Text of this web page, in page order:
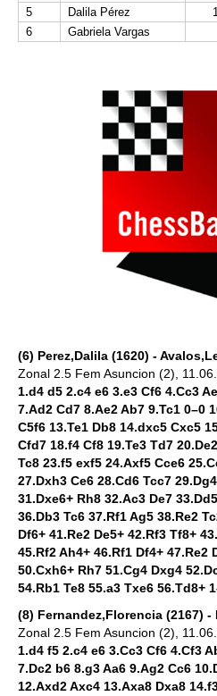
5
Dalila Pérez
6
Gabriela Vargas
(6) Perez,Dalila (1620) -
Zonal 2.5 Fem Asuncion (2),
1.d4 d5 2.c4 e6 3.e3 Cf6 4.Cc3
7.Ad2 Cd7 8.Ae2 Ab7 9.Tc1 0–0
C5f6 13.Te1 Db8 14.dxc5 Cxc5
Cfd7 18.f4 Cf8 19.Te3 Td7
Tc8 23.f5 exf5 24.Axf5 Cce6
27.Dxh3 Ce6 28.Cd6 Tcc7
31.Dxe6+ Rh8 32.Ac3 De7
36.Db3 Tc6 37.Rf1 Ag5 38.Re2
Df6+ 41.Re2 De5+ 42.Rf3 Tf8+
45.Rf2 Ah4+ 46.Rf1 Df4+ 47.Re2
50.Cxh6+ Rh7 51.Cg4 Dxg4
54.Rb1 Te8 55.a3 Txe6 56.Td8+
(8) Fernandez,Florencia (2167) -
Zonal 2.5 Fem Asuncion (2),
1.d4 f5 2.c4 e6 3.Cc3 Cf6 4.Cf3
7.Dc2 b6 8.g3 Aa6 9.Ag2 Cc6
12.Axd2 Axc4 13.Axa8 Dxa8